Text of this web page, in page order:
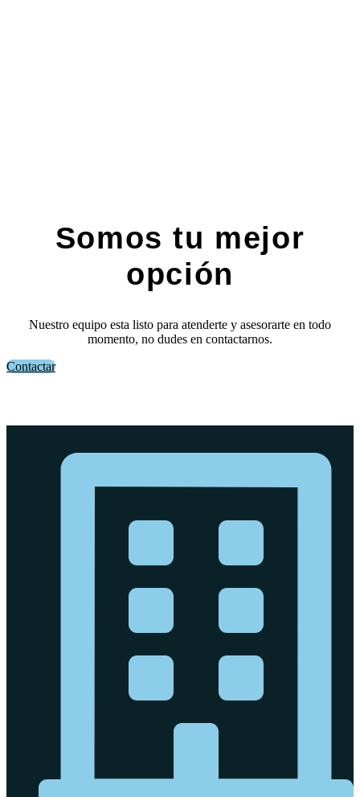
Somos tu mejor
opción
Nuestro equipo esta listo para atenderte y asesorarte en todo
momento, no dudes en contactarnos.
Contactar